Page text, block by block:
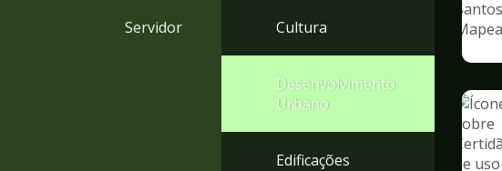
Servidor Cultura
Desenvolvimento
Urbano
Edificações